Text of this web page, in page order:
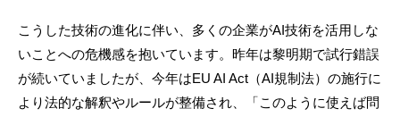
こうした技術の進化に伴い、多くの企業がAI技術を活用しな
いことへの危機感を抱いています。昨年は黎明期で試行錯誤
が続いていましたが、今年はEU AI Act（AI規制法）の施行に
より法的な解釈やルールが整備され、「このように使えば問